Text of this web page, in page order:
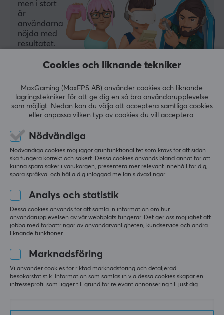
men i stort
är
användarna
nöjda med
resultatet.
Sammanfattat med AI av GAMIFIERA.®
Relevans
Alla recensioner
Diego Ignacio F
Verifierad köpare
Level 1
Casual NPC
gaming-laptop avsevärt.
Visa original
Arctic MX-6 Kylpasta - 4g
2 likes
Lukas M
Verifierad köpare
Level 5
Sleepy Scout
Definitivt den bästa kylpastan i denna prisklass.
Cookies och liknande tekniker
MaxGaming (MaxFPS AB) använder cookies och liknande
lagringstekniker för att ge dig en så bra användarupplevelse
som möjligt. Nedan kan du välja att acceptera samtliga cookies
eller anpassa vilken typ av cookies du vill acceptera.
Nödvändiga
Nödvändiga cookies möjliggör grunfunktionalitet som krävs för att sidan
ska fungera korrekt och säkert. Dessa cookies används bland annat för att
kunna spara saker i varukorgen, presentera mer relevant innehåll för dig,
spara språkval och hålla dig inloggad mellan sidväxlingar.
Analys och statistik
Dessa cookies används för att samla in information om hur
användarupplevelsen av vår webbplats fungerar. Det ger oss möjlighet att
jobba med förbättringar av användarvänligheten, kundservice och andra
liknande funktioner.
Marknadsföring
Vi använder cookies för riktad marknadsföring och detaljerad
besökarstatistik. Information som samlas in via dessa cookies skapar en
intresseprofil som ligger till grund för relevant annonsering till just dig.